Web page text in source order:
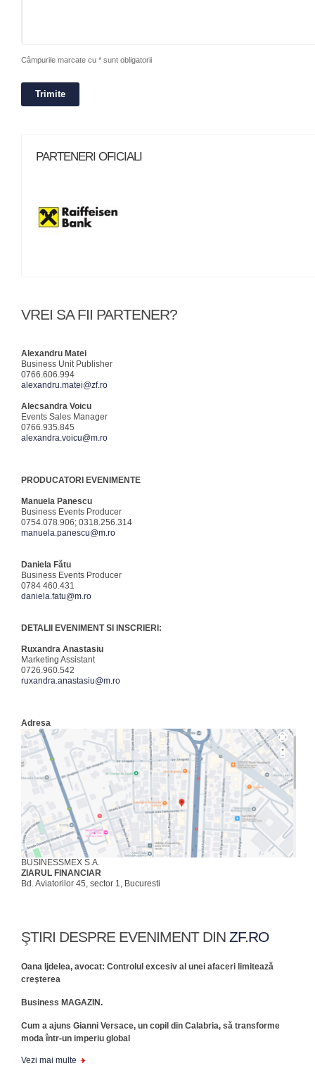
Câmpurile marcate cu * sunt obligatorii
PARTENERI OFICIALI
VREI SA FII PARTENER?
Alexandru Matei
Business Unit Publisher
0766.606.994
alexandru.matei@zf.ro
Alecsandra Voicu
Events Sales Manager
0766.935.845
alexandra.voicu@m.ro
PRODUCATORI EVENIMENTE
Manuela Panescu
Business Events Producer
0754.078.906; 0318.256.314
manuela.panescu@m.ro
Daniela Fătu
Business Events Producer
0784 460.431
daniela.fatu@m.ro
DETALII EVENIMENT SI INSCRIERI:
Ruxandra Anastasiu
Marketing Assistant
0726.960.542
ruxandra.anastasiu@m.ro
Adresa
BUSINESSMEX S.A.
ZIARUL FINANCIAR
Bd. Aviatorilor 45, sector 1, Bucuresti
ŞTIRI DESPRE EVENIMENT DIN ZF.RO
Oana Ijdelea, avocat: Controlul excesiv al unei afaceri limitează
creşterea
Business MAGAZIN.
Cum a ajuns Gianni Versace, un copil din Calabria, să transforme
moda într-un imperiu global
Vezi mai multe